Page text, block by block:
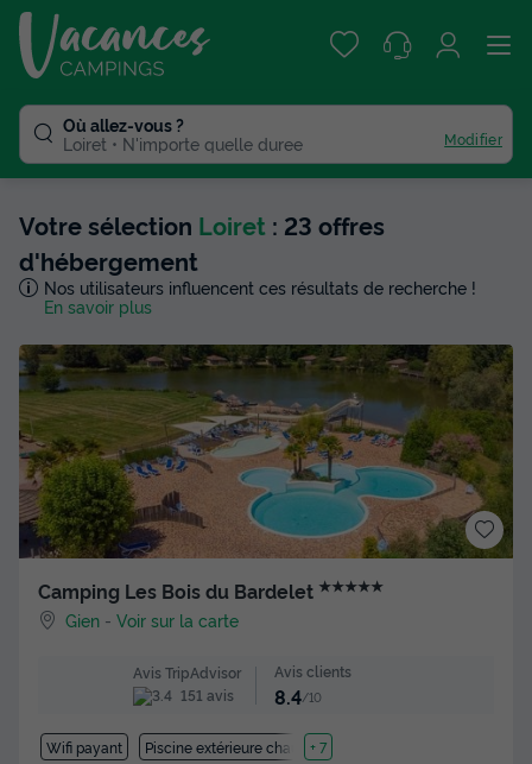
Où allez-vous ?
Loiret
N'importe quelle duree Modifier
Votre sélection Loiret : 23 offres
d'hébergement
Nos utilisateurs influencent ces résultats de recherche !
En savoir plus
Camping Les Bois du Bardelet ★★★★★
Gien -Voir sur la carte
Avis TripAdvisor
151 avis
Avis clients
8.4/10
Wifi payant Piscine extérieure chauffée
+ 7